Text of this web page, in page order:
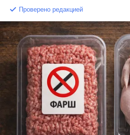
Проверено редакцией